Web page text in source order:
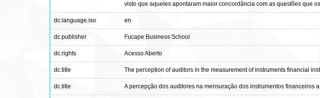
visto que aqueles apontaram maior concordância com as questões que
dc.language.iso en
dc.publisher Fucape Business School
dc.rights Acesso Aberto
dc.title The perception of auditors in the measurement of instruments financial
dc.title A percepção dos auditores na mensuração dos instrumentos financeiros